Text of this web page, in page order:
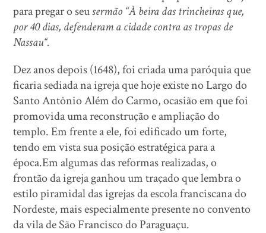
para pregar o seusermão “À beira das trincheiras que,
por 40 dias, defenderam a cidade contra as tropas de
Nassau“.
Dez anos depois (1648), foi criada uma paróquia que
ficaria sediada na igreja que hoje existe no Largo do
Santo Antônio Além do Carmo, ocasião em que foi
promovida uma reconstrução e ampliação do
templo. Em frente a ele, foi edificado um forte,
tendo em vista sua posição estratégica para a
época.Em algumas das reformas realizadas, o
frontão da igreja ganhou um traçado que lembra o
estilo piramidal das igrejas da escola franciscana do
Nordeste, mais especialmente presente no convento
da vila de São Francisco do Paraguaçu.